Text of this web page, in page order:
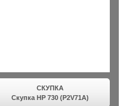
СКУПКА
Скупка HP 730 (P2V71A)